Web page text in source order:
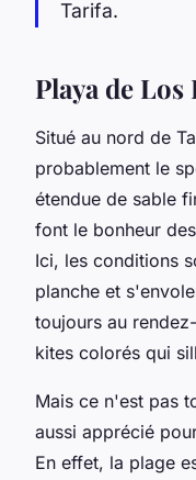
Tarifa.
Playa de Los
Situé au nord de
probablement le
étendue de sable
font le bonheur
Ici, les conditions
planche et
toujours au
kites colorés qui
Mais ce n'est pas
aussi apprécié
En effet, la plage